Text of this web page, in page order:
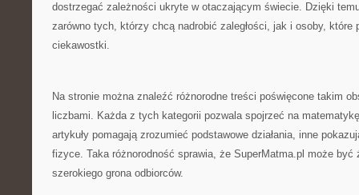
dostrzegać zależności ukryte w otaczającym świecie. Dzięki
zarówno tych, którzy chcą nadrobić zaległości, jak i osoby, które
ciekawostki.
Na stronie można znaleźć różnorodne treści poświęcone takim
liczbami. Każda z tych kategorii pozwala spojrzeć na
artykuły pomagają zrozumieć podstawowe działania, inne
fizyce. Taka różnorodność sprawia, że SuperMatma.pl może być
szerokiego grona odbiorców.